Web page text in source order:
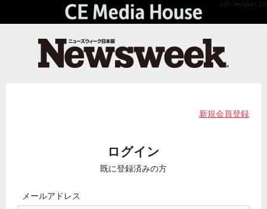
API Version 2.0
新規会員登録
ログイン
既に登録済みの方
メールアドレス